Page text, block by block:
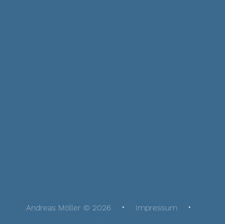
Andreas Möller © 2026
Impressum